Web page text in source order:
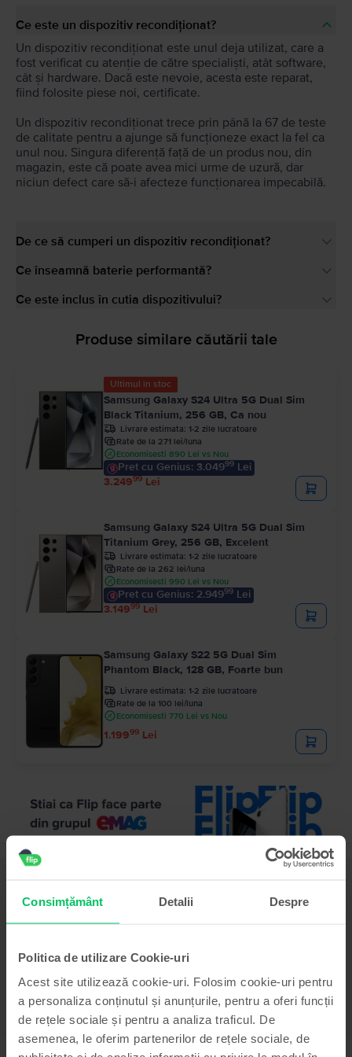
Consimțământ Detalii Despre
Politica de utilizare Cookie-uri
Acest site utilizează cookie-uri. Folosim cookie-uri pentru
a personaliza conținutul și anunțurile, pentru a oferi funcții
de rețele sociale și pentru a analiza traficul. De
asemenea, le oferim partenerilor de rețele sociale, de
Ce este un dispozitiv recondiționat?
Un dispozitiv recondiționat este unul deja utilizat, care a
fost verificat cu atenție de către specialiști, atât software,
cât și hardware. Dacă este nevoie, acesta este reparat,
fiind folosite piese noi, certificate.
Un dispozitiv recondiționat trece prin până la 67 de teste
de calitate pentru a ajunge să funcționeze exact la fel ca
unul nou. Singura diferență față de un produs nou, din
magazin, este că poate avea mici urme de uzură, dar
niciun defect care să-i afecteze funcționarea impecabilă.
De ce să cumperi un dispozitiv recondiționat?
Ce înseamnă baterie performantă?
Ce este inclus în cutia dispozitivului?
Produse similare căutării tale
Ultimul în stoc
Samsung Galaxy S24 Ultra 5G Dual Sim
Black Titanium, 256 GB, Ca nou
Livrare estimata: 1-2 zile lucratoare
Rate de la 271 lei/luna
Economisesti 890 Lei vs Nou
Pret cu Genius: 3.04999 Lei
3.24999 Lei
Samsung Galaxy S24 Ultra 5G Dual Sim
Titanium Grey, 256 GB, Excelent
Livrare estimata: 1-2 zile lucratoare
Rate de la 262 lei/luna
Economisesti 990 Lei vs Nou
Pret cu Genius: 2.94999 Lei
3.14999 Lei
Samsung Galaxy S22 5G Dual Sim
Phantom Black, 128 GB, Foarte bun
Livrare estimata: 1-2 zile lucratoare
Rate de la 100 lei/luna
Economisesti 770 Lei vs Nou
1.19999 Lei
Telefon mobil Samsung Galaxy A04e, Light Blue, 128 GB, Bun
Informatii siguranta produs
Informatii producator
Specificații
Brand